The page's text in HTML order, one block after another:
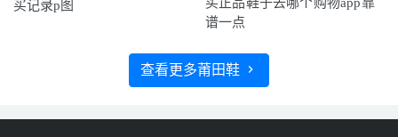
买记录p图
谱一点
查看更多莆田鞋